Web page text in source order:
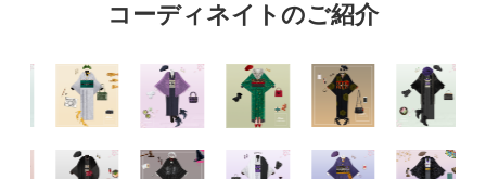
コーディネイトのご紹介